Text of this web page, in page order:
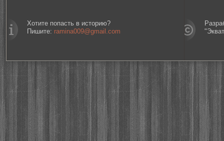
Хотите попасть в историю?
Пишите: ramina009@gmail.com